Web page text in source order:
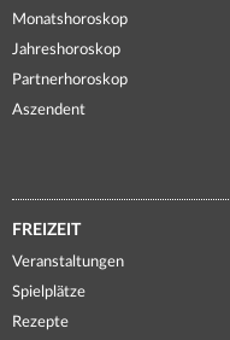
Monatshoroskop
Jahreshoroskop
Partnerhoroskop
Aszendent
FREIZEIT
Veranstaltungen
Spielplätze
Rezepte